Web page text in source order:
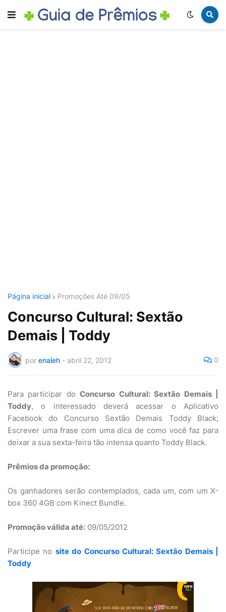
Página inicial Promoções Até 09/05
Concurso Cultural: Sextão
Demais | Toddy
por enaleh - abril 22, 2012 0
Para participar doConcurso Cultural: Sextão Demais |
Toddy, o interessado deverá acessar o Aplicativo
Facebook do Concurso Sextão Demais Toddy Black;
Escrever uma frase com uma dica de como você faz para
deixar a sua sexta-feira tão intensa quanto Toddy Black.
Prêmios da promoção:
Os ganhadores serão contemplados, cada um, com um X-
box 360 4GB com Kinect Bundle.
Promoção válida até: 09/05/2012
Participe no site do Concurso Cultural: Sextão Demais |
Toddy